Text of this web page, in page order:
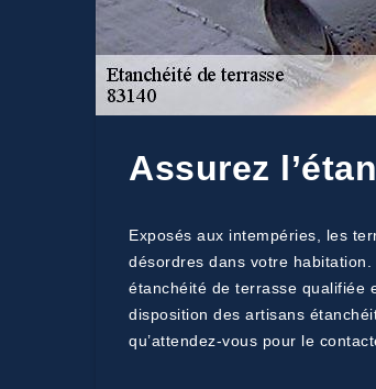
Assurez
Exposés aux intempéries, les
désordres dans votre
étanchéité de terrasse qualifiée
disposition des artisans
qu’attendez-vous pour le